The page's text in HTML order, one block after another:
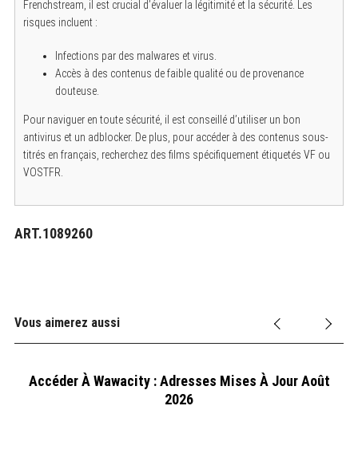
Frenchstream, il est crucial d’évaluer la légitimité et la sécurité. Les
risques incluent :
Infections par des malwares et virus.
Accès à des contenus de faible qualité ou de provenance
douteuse.
Pour naviguer en toute sécurité, il est conseillé d’utiliser un bon
antivirus et un adblocker. De plus, pour accéder à des contenus sous-
titrés en français, recherchez des films spécifiquement étiquetés VF ou
VOSTFR.
ART.1089260
Vous aimerez aussi
Accéder À Wawacity : Adresses Mises À Jour Août
2026